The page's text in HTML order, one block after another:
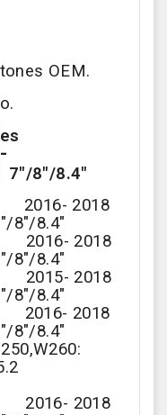
OEM.
-
7"/8"/8.4"
2018
8"/8.4"
2018
8"/8.4"
2018
8"/8.4"
2018
8"/8.4"
2018